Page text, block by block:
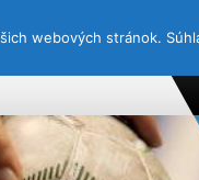
webových stránok.